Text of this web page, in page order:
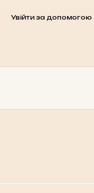
Увійти за допомогою